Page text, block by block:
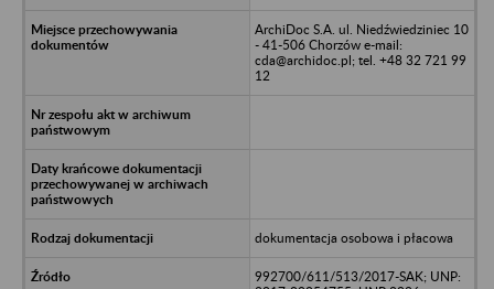
ArchiDoc S.A. ul. Niedźwiedziniec 10
- 41-506 Chorzów e-mail:
cda@archidoc.pl; tel. +48 32 721 99
12
dokumentacja osobowa i płacowa
992700/611/513/2017-SAK; UNP: